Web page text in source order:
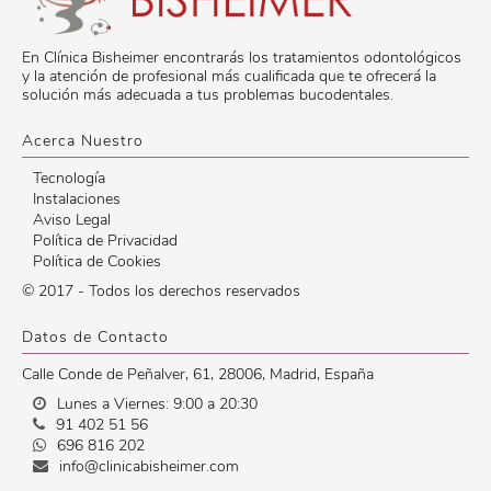
En Clínica Bisheimer encontrarás los tratamientos odontológicos
y la atención de profesional más cualificada que te ofrecerá la
solución más adecuada a tus problemas bucodentales.
Acerca Nuestro
Tecnología
Instalaciones
Aviso Legal
Política de Privacidad
Política de Cookies
© 2017 - Todos los derechos reservados
Datos de Contacto
Calle Conde de Peñalver, 61, 28006, Madrid, España
Lunes a Viernes: 9:00 a 20:30
91 402 51 56
696 816 202
info@clinicabisheimer.com